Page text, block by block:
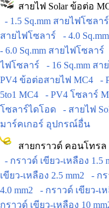
สายไฟ Solar ข้อต่อ
- 1.5 Sq.mm สายไฟโซลาร์
สายไฟโซลาร์
- 4.0
- 6.0 Sq.mm สายไฟโซลาร์
ไฟโซลาร์
- 16 Sq.mm ส
PV4 ข้อต่อสายไฟ MC4
-
5to1 MC4
- PV4 โซลาร์
โซลาร์ไดโอด
- สายไฟ
มาร์คเกอร์ อุปกรณ์อื่น
สายกราวด์ คอนโทรล
- กราวด์ เขียว-เหลือง 1.5
เขียว-เหลือง 2.5 mm2
- ก
4.0 mm2
- กราวด์ เขียว-เ
กราวด์ เขียว-เหลือง 10